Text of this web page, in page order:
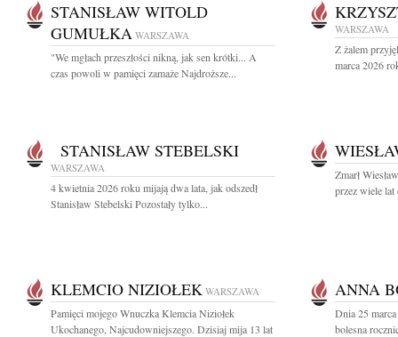
STANISŁAW WITOLD
GUMUŁKA WARSZAWA
"We mgłach przeszłości nikną, jak sen krótki... A
czas powoli w pamięci zamaże Najdroższe...
WARSZAWA
Z żalem
marca 2026
STANISŁAW STEBELSKI
WARSZAWA
4 kwietnia 2026 roku mijają dwa lata, jak odszedł
Stanisław Stebelski Pozostały tylko...
Zmarł
przez wiele lat
KLEMCIO NIZIOŁEK WARSZAWA
Pamięci mojego Wnuczka Klemcia Niziołek
Ukochanego, Najcudowniejszego. Dzisiaj mija 13 lat
ANNA
Dnia 25
bolesna